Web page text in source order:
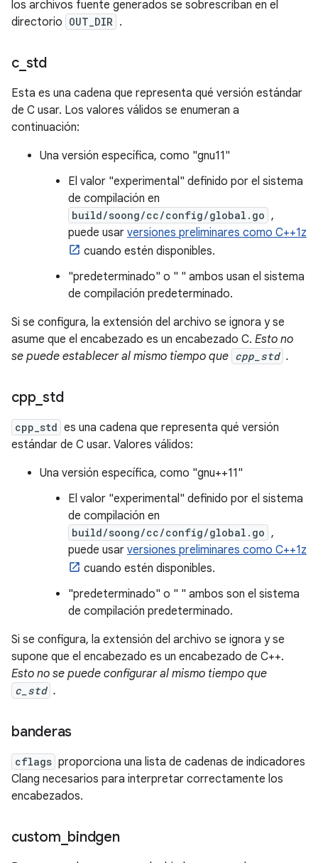
los archivos fuente generados se sobrescriban en el
directorio OUT_DIR .
c_ std
Esta es una cadena que representa qué versión estándar
de C usar. Los valores válidos se enumeran a
continuación:
Una versión específica, como "gnu11"
El valor "experimental" definido por el sistema
de compilación en
build/soong/cc/config/global.go ,
puede usar versiones preliminares como C++1z
cuando estén disponibles.
"predeterminado" o " " ambos usan el sistema
de compilación predeterminado.
Si se configura, la extensión del archivo se ignora y se
asume que el encabezado es un encabezado C. Esto no
se puede establecer al mismo tiempo que cpp_std .
cpp_ std
cpp_std es una cadena que representa qué versión
estándar de C usar. Valores válidos:
Una versión específica, como "gnu++11"
El valor "experimental" definido por el sistema
de compilación en
build/soong/cc/config/global.go ,
puede usar versiones preliminares como C++1z
cuando estén disponibles.
"predeterminado" o " " ambos son el sistema
de compilación predeterminado.
Si se configura, la extensión del archivo se ignora y se
supone que el encabezado es un encabezado de C++.
Esto no se puede configurar al mismo tiempo que
c_std .
banderas
cflags proporciona una lista de cadenas de indicadores
Clang necesarios para interpretar correctamente los
encabezados.
custom bindgen